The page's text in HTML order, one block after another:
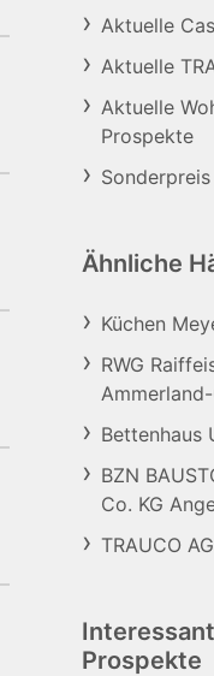
Aktuelle
Aktuelle
Aktuelle
Prospekte
Ähnliche
Küchen
RWG
Bettenhaus
BZN
Co. KG
TRAUCO
Prospekte